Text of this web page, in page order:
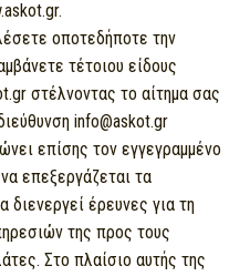
οποτεδήποτε την
τέτοιου είδους
στέλνοντας το αίτημα σας
info@askot.gr
επίσης τον εγγεγραμμένο
επεξεργάζεται τα
έρευνες για τη
της προς τους
Στο πλαίσιο αυτής της